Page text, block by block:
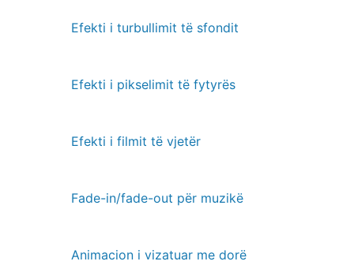
Efekti i turbullimit të sfondit
Efekti i pikselimit të fytyrës
Efekti i filmit të vjetër
Fade-in/fade-out për muzikë
Animacion i vizatuar me dorë